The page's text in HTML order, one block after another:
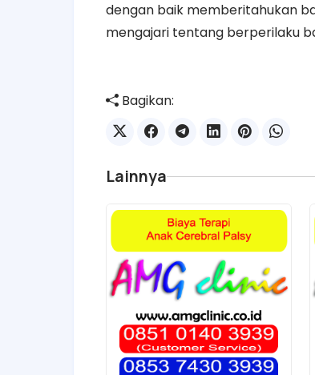
dengan baik memberitahukan
mengajari tentang berperilaku
Bagikan:
Lainnya